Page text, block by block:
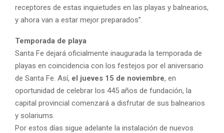
receptores de estas inquietudes en las playas y balnearios,
y ahora van a estar mejor preparados”.
Temporada de playa
Santa Fe dejará oficialmente inaugurada la temporada de
playas en coincidencia con los festejos por el aniversario
de Santa Fe. Así, el jueves 15 de noviembre, en
oportunidad de celebrar los 445 años de fundación, la
capital provincial comenzará a disfrutar de sus balnearios
y solariums.
Por estos días sigue adelante la instalación de nuevos